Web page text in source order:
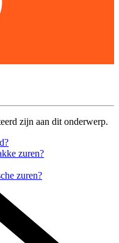
zijn aan dit onderwerp.
zuren?
zuren?